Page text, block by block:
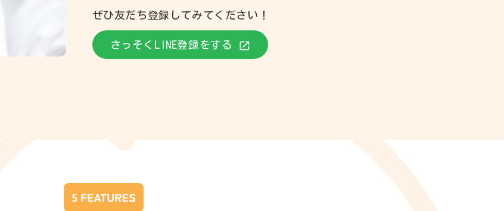
ぜひ友だち登録してみてください！
さっそくLINE登録をする